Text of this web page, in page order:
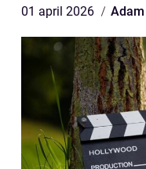
01 april 2026